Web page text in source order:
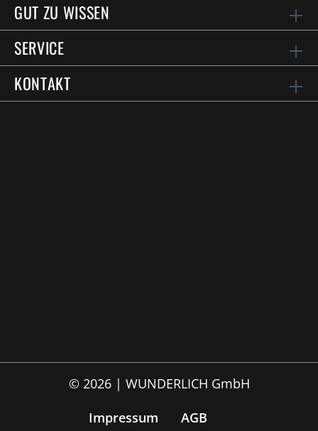
GUT ZU WISSEN
SERVICE
KONTAKT
© 2026 | WUNDERLICH GmbH
Impressum
AGB